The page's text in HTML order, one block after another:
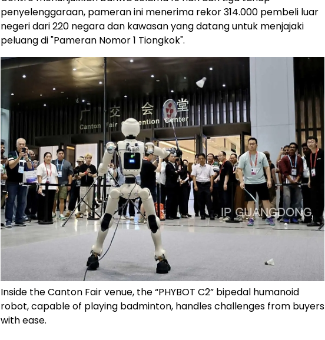
penyelenggaraan, pameran ini menerima rekor 314.000 pembeli luar
negeri dari 220 negara dan kawasan yang datang untuk menjajaki
peluang di "Pameran Nomor 1 Tiongkok".
Inside the Canton Fair venue, the “PHYBOT C2” bipedal humanoid
robot, capable of playing badminton, handles challenges from buyers
with ease.